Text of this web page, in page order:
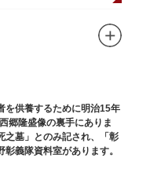
を供養するために明治15年
郷隆盛像の裏手にありま
之墓」とのみ記され、「彰
義隊資料室があります。